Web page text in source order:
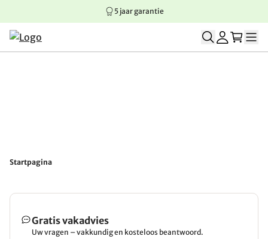
Springen naar hoofdinhoud
Springen naar hoofdnavigatie
Springen naar voettekst
5 jaar garantie
Startpagina
Gratis vakadvies
Uw vragen – vakkundig en kosteloos beantwoord.